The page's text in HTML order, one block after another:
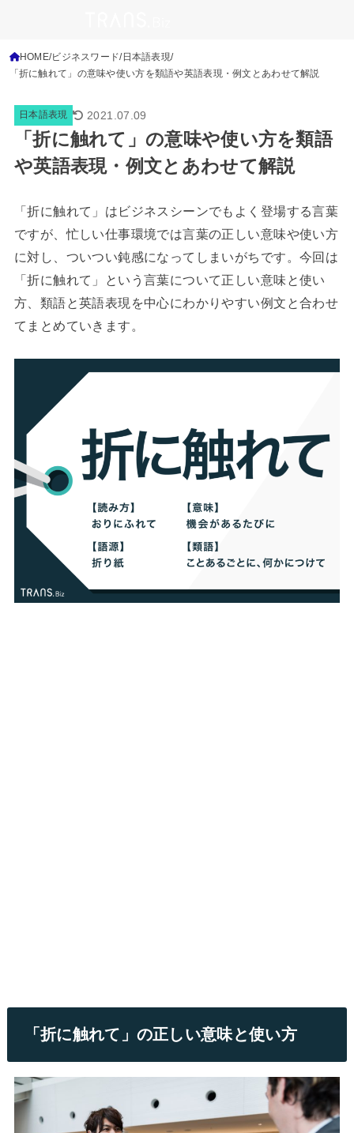
HOME ビジネスワード 日本語表現
「折に触れて」の意味や使い方を類語や英語表現・例文とあわせて解説
日本語表現 2021.07.09
「折に触れて」の意味や使い方を類語
や英語表現・例文とあわせて解説
「折に触れて」はビジネスシーンでもよく登場する言葉
ですが、忙しい仕事環境では言葉の正しい意味や使い方
に対し、ついつい鈍感になってしまいがちです。 今回は
「折に触れて」という言葉について正しい意味と使い
方、類語と英語表現を中心にわかりやすい例文と合わせ
てまとめていきます。
「折に触れて」の正しい意味と使い方